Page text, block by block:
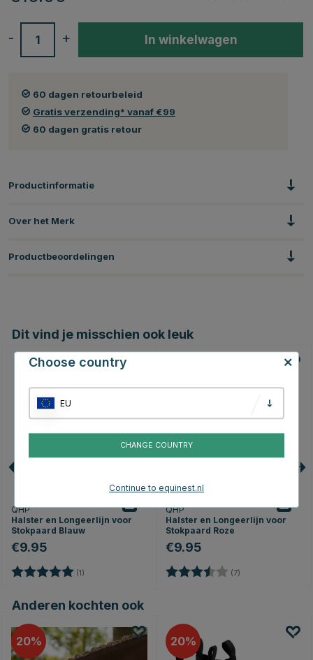
+
- In winkelwagen
60 dagen retourbeleid
Gratis verzending* vanaf €99
60 dagen gratis retour
Productinformatie
Over het Merk
Productbeoordelingen
Dit vind je misschien ook leuk
QHP
Halster en Longeerlijn voor
Stokpaard Blauw
€9.95
Beoordeling: (1)
QHP
Halster en Longeerlijn voor
Stokpaard Roze
€9.95
Beoordeling: (7)
Anderen kochten ook
20 20
Choose country
EU
CHANGE COUNTRY
Continue to equinest.nl